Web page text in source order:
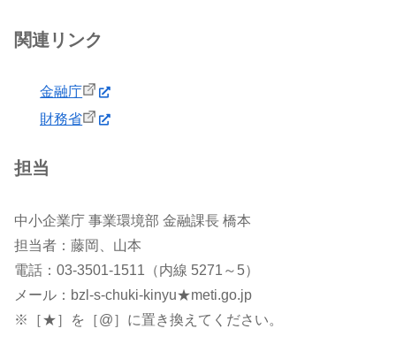
関連リンク
金融庁
財務省
担当
中小企業庁 事業環境部 金融課長 橋本
担当者：藤岡、山本
電話：03-3501-1511（内線 5271～5）
メール：bzl-s-chuki-kinyu★meti.go.jp
※［★］を［@］に置き換えてください。